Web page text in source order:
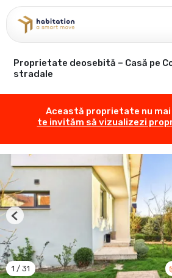
Proprietate deosebită – Casă pe
stradale
Această proprietate nu
te invităm să vizualizezi
1 / 31
Previous